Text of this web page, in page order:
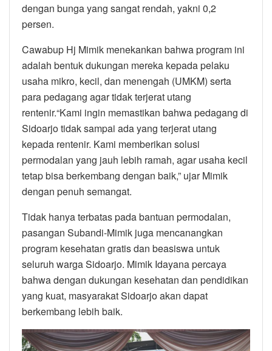
dengan bunga yang sangat rendah, yakni 0,2
persen.
Cawabup Hj Mimik menekankan bahwa program ini
adalah bentuk dukungan mereka kepada pelaku
usaha mikro, kecil, dan menengah (UMKM) serta
para pedagang agar tidak terjerat utang
rentenir.“Kami ingin memastikan bahwa pedagang di
Sidoarjo tidak sampai ada yang terjerat utang
kepada rentenir. Kami memberikan solusi
permodalan yang jauh lebih ramah, agar usaha kecil
tetap bisa berkembang dengan baik,” ujar Mimik
dengan penuh semangat.
Tidak hanya terbatas pada bantuan permodalan,
pasangan Subandi-Mimik juga mencanangkan
program kesehatan gratis dan beasiswa untuk
seluruh warga Sidoarjo. Mimik Idayana percaya
bahwa dengan dukungan kesehatan dan pendidikan
yang kuat, masyarakat Sidoarjo akan dapat
berkembang lebih baik.